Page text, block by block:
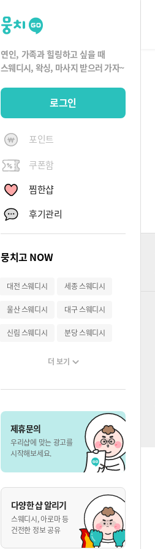
뭉
치
고
연인, 가족과 힐링하고 싶을 때
스웨디시, 왁싱, 마사지 받으러 가자~
로그인
포인트
쿠폰함
찜한샵
후기관리
뭉치고 NOW
대전 스웨디시 세종 스웨디시
울산 스웨디시 대구 스웨디시
신림 스웨디시 분당 스웨디시
더 보기
제휴문의
우리샵에 맞는 광고를
시작해보세요.
다양한 샵 알리기
스웨디시, 아로마 등
건전한 정보 공유